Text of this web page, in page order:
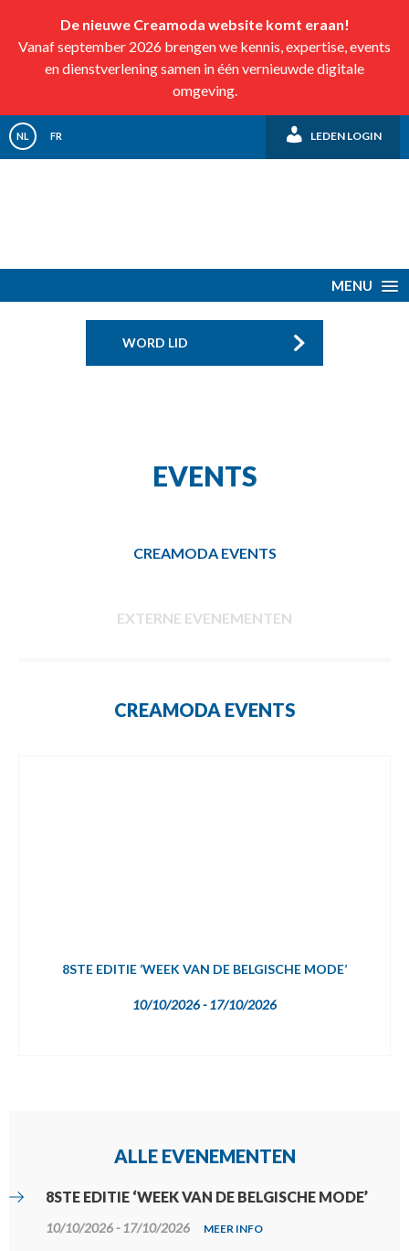
De nieuwe Creamoda website komt eraan!
Vanaf september 2026 brengen we kennis, expertise, events
en dienstverlening samen in één vernieuwde digitale
omgeving.
NL FR LEDEN LOGIN
MENU
WORD LID
EVENTS
CREAMODA EVENTS
EXTERNE EVENEMENTEN
CREAMODA EVENTS
8STE EDITIE ‘WEEK VAN DE BELGISCHE MODE’
10/10/2026 - 17/10/2026
ALLE EVENEMENTEN
8STE EDITIE ‘WEEK VAN DE BELGISCHE MODE’
10/10/2026 - 17/10/2026 MEER INFO